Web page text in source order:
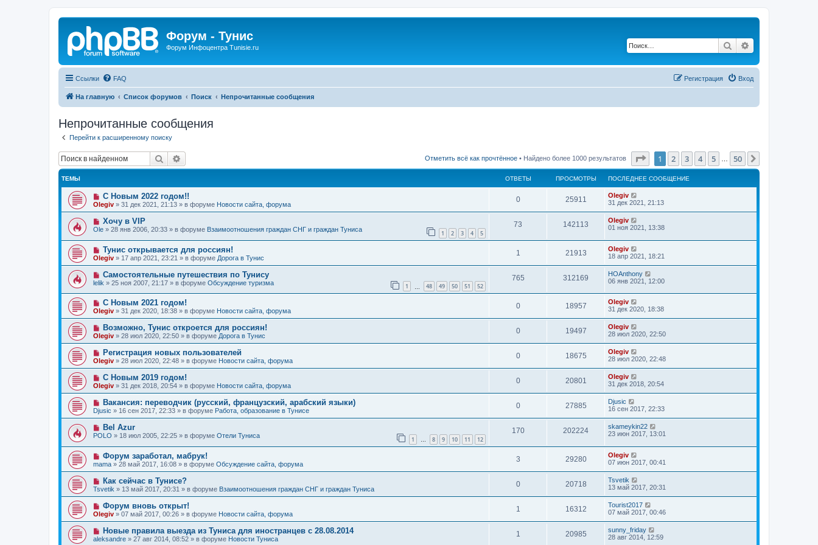
Форум - Тунис
Форум Инфоцентра Tunisie.ru Поиск
Ссылки FAQ Вход
Регистрация
На главную Список форумов Поиск Непрочитанные сообщения
Непрочитанные сообщения
Перейти к расширенному поиску
Поиск Отметить всё как прочтённое • Найдено более 1000 результатов Страница1 из 50
1 2 3 4 5 50
ТЕМЫ ОТВЕТЫ ПРОСМОТРЫ ПОСЛЕДНЕЕ СООБЩЕНИЕ
Н
о
в
о
е
с
о
щ
е
н
и
С Новым 2022 годом!!
Olegiv » 31 дек 2021, 21:13 » в форуме Новости сайта, форума
0 25911
Olegiv
31 дек 2021, 21:13
Н
о
в
о
е
с
о
б
щ
е
н
и
е
Хочу в VIP
Ole » 28 янв 2006, 20:33 » в форуме Взаимоотношения граждан СНГ и граждан Туниса 1 2 3 4 5
73 142113
Olegiv
01 ноя 2021, 13:38
Н
о
в
е
с
о
о
б
щ
е
и
е
Тунис открывается для россиян!
Olegiv » 17 апр 2021, 23:21 » в форуме Дорога в Тунис
1 21913
Olegiv
18 апр 2021, 18:21
Н
о
в
о
е
с
о
о
б
щ
е
и
е
Самостоятельные путешествия по Тунису
lelik » 25 ноя 2007, 21:17 » в форуме Обсуждение туризма 1 48 49 50 51 52
765 312169
HOAnthony
06 янв 2021, 12:00
Н
о
о
е
с
о
б
щ
е
н
и
С Новым 2021 годом!
Olegiv » 31 дек 2020, 18:38 » в форуме Новости сайта, форума
0 18957
Olegiv
31 дек 2020, 18:38
Н
о
о
е
с
о
о
б
щ
е
н
и
е
Возможно, Тунис откроется для россиян!
Olegiv » 28 июл 2020, 22:50 » в форуме Дорога в Тунис
0 19497
Olegiv
28 июл 2020, 22:50
Н
о
е
с
о
б
щ
е
н
и
е
Регистрация новых пользователей
Olegiv » 28 июл 2020, 22:48 » в форуме Новости сайта, форума
0 18675
Olegiv
28 июл 2020, 22:48
Н
о
о
е
с
о
б
е
н
и
е
С Новым 2019 годом!
Olegiv » 31 дек 2018, 20:54 » в форуме Новости сайта, форума
0 20801
Olegiv
31 дек 2018, 20:54
Н
о
о
е
с
о
б
щ
е
и
е
Вакансия: переводчик (русский, французский, арабский языки)
Djusic » 16 сен 2017, 22:33 » в форуме Работа, образование в Тунисе
0 27885
Djusic
16 сен 2017, 22:33
Н
о
о
е
с
о
б
щ
е
н
и
е
Bel Azur
POLO » 18 июл 2005, 22:25 » в форуме Отели Туниса 1 … 8 9 10 11 12
170 202224
skameykin22
23 июн 2017, 13:01
Н
о
в
о
е
с
о
о
б
щ
е
н
и
Форум заработал, мабрук!
mama » 28 май 2017, 16:08 » в форуме Обсуждение сайта, форума
3 29280
Olegiv
07 июн 2017, 00:41
Н
о
в
е
с
о
б
Как сейчас в Тунисе?
Tsvetik » 13 май 2017, 20:31 » в форуме Взаимоотношения граждан СНГ и граждан Туниса
0 20718
Tsvetik
13 май 2017, 20:31
Н
о
в
о
е
с
Форум вновь открыт!
Olegiv » 07 май 2017, 00:26 » в форуме Новости сайта, форума
1 16312
Tourist2017
07 май 2017, 00:46
Н
о
Новые правила выезда из Туниса для иностранцев с 28.08.2014
aleksandre » 27 авг 2014, 08:52 » в форуме Новости Туниса
1 20985
sunny_friday
28 авг 2014, 12:59